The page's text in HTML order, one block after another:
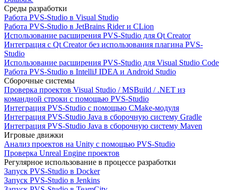
Среды разработки
Работа PVS-Studio в Visual Studio
Работа PVS-Studio в JetBrains Rider и CLion
Использование расширения PVS-Studio для Qt Creator
Интеграция с Qt Creator без использования плагина PVS-
Studio
Использование расширения PVS-Studio для Visual Studio Code
Работа PVS-Studio в IntelliJ IDEA и Android Studio
Сборочные системы
Проверка проектов Visual Studio / MSBuild / .NET из
командной строки с помощью PVS-Studio
Интеграция PVS-Studio с помощью CMake-модуля
Интеграция PVS-Studio Java в сборочную систему Gradle
Интеграция PVS-Studio Java в сборочную систему Maven
Игровые движки
Анализ проектов на Unity с помощью PVS-Studio
Проверка Unreal Engine проектов
Регулярное использование в процессе разработки
Запуск PVS-Studio в Docker
Запуск PVS-Studio в Jenkins